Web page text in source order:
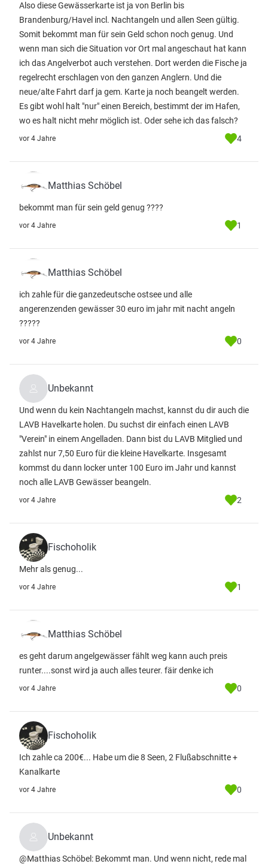
Also diese Gewässerkarte ist ja von Berlin bis
Brandenburg/Havel incl. Nachtangeln und allen Seen gültig.
Somit bekommt man für sein Geld schon noch genug. Und
wenn man sich die Situation vor Ort mal angeschaut hat kann
ich das Angelverbot auch verstehen. Dort werden die Fische ja
regelrecht erschlagen von den ganzen Anglern. Und die
neue/alte Fahrt darf ja gem. Karte ja noch beangelt werden.
Es gibt wohl halt "nur" einen Bereich, bestimmt der im Hafen,
wo es halt nicht mehr möglich ist. Oder sehe ich das falsch?
vor 4 Jahre 4
Matthias Schöbel
bekommt man für sein geld genug ????
vor 4 Jahre 1
Matthias Schöbel
ich zahle für die ganzedeutsche ostsee und alle
angerenzenden gewässer 30 euro im jahr mit nacht angeln
?????
vor 4 Jahre 0
Unbekannt
Und wenn du kein Nachtangeln machst, kannst du dir auch die
LAVB Havelkarte holen. Du suchst dir einfach einen LAVB
"Verein" in einem Angelladen. Dann bist du LAVB Mitglied und
zahlst nur 7,50 Euro für die kleine Havelkarte. Insgesamt
kommst du dann locker unter 100 Euro im Jahr und kannst
noch alle LAVB Gewässer beangeln.
vor 4 Jahre 2
Fischoholik
Mehr als genug...
vor 4 Jahre 1
Matthias Schöbel
es geht darum angelgewässer fählt weg kann auch preis
runter....sonst wird ja auch alles teurer. fäir denke ich
vor 4 Jahre 0
Fischoholik
Ich zahle ca 200€... Habe um die 8 Seen, 2 Flußabschnitte +
Kanalkarte
vor 4 Jahre 0
Unbekannt
@Matthias Schöbel: Bekommt man. Und wenn nicht, rede mal